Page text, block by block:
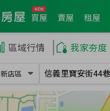
買屋 賣屋 租屋
區域行情 我家夯度
新店區